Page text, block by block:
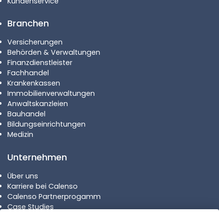
Branchen
Versicherungen
Behörden & Verwaltungen
Finanzdienstleister
Fachhandel
Krankenkassen
Immobilienverwaltungen
Anwaltskanzleien
Bauhandel
Bildungseinrichtungen
Medizin
Unternehmen
Über uns
Karriere bei Calenso
Calenso Partnerprogamm
Case Studies